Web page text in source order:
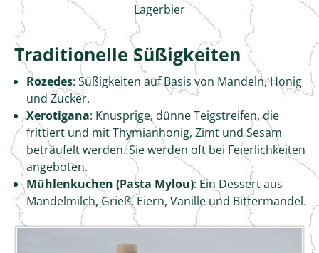
Lagerbier
Traditionelle Süßigkeiten
Rozedes: Süßigkeiten auf Basis von Mandeln, Honig
und Zucker.
Xerotigana: Knusprige, dünne Teigstreifen, die
frittiert und mit Thymianhonig, Zimt und Sesam
beträufelt werden. Sie werden oft bei Feierlichkeiten
angeboten.
Mühlenkuchen (Pasta Mylou): Ein Dessert aus
Mandelmilch, Grieß, Eiern, Vanille und Bittermandel.